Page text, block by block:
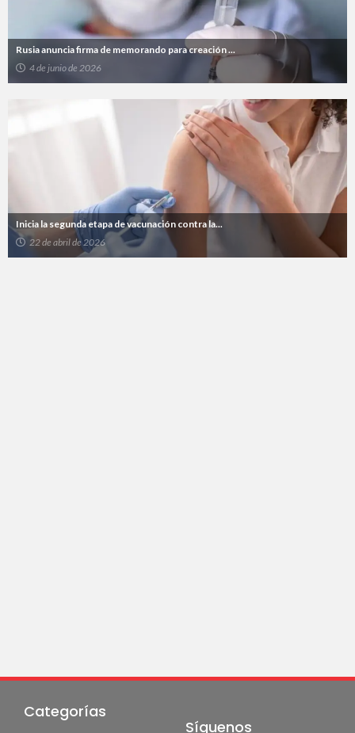
Rusia anuncia firma de memorando para creación ...
4 de junio de 2026
Inicia la segunda etapa de vacunación contra la...
22 de abril de 2026
Categorías
Síguenos